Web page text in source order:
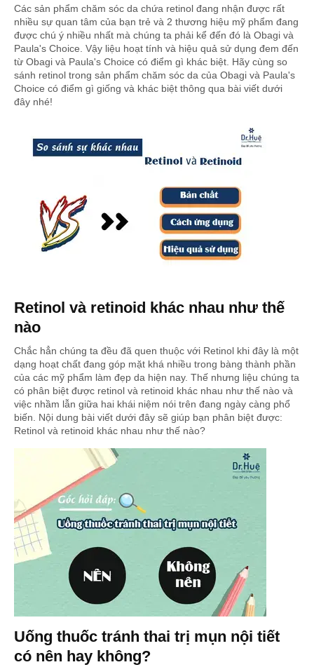
Các sản phẩm chăm sóc da chứa retinol đang nhận được rất
nhiều sự quan tâm của bạn trẻ và 2 thương hiệu mỹ phẩm đang
được chú ý nhiều nhất mà chúng ta phải kể đến đó là Obagi và
Paula's Choice. Vậy liệu hoạt tính và hiệu quả sử dụng đem đến
từ Obagi và Paula's Choice có điểm gì khác biệt. Hãy cùng so
sánh retinol trong sản phẩm chăm sóc da của Obagi và Paula's
Choice có điểm gì giống và khác biệt thông qua bài viết dưới
đây nhé!
Retinol và retinoid khác nhau như thế
nào
Chắc hẳn chúng ta đều đã quen thuộc với Retinol khi đây là một
dạng hoạt chất đang góp mặt khá nhiều trong bàng thành phần
của các mỹ phẩm làm đẹp da hiện nay. Thế nhưng liệu chúng ta
có phân biệt được retinol và retinoid khác nhau như thế nào và
việc nhầm lẫn giữa hai khái niệm nói trên đang ngày càng phổ
biến. Nội dung bài viết dưới đây sẽ giúp bạn phân biệt được:
Retinol và retinoid khác nhau như thế nào?
Uống thuốc tránh thai trị mụn nội tiết
có nên hay không?